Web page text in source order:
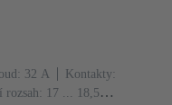
‌32 A
Kontakty:
rozsah: 17 ... 18,5